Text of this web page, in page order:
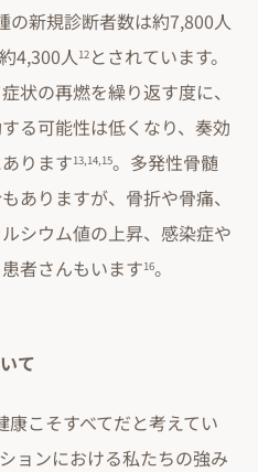
の新規診断者数は約7,800人
4,300人12 とされています。
状の再燃を繰り返す度に、
る可能性は低くなり、奏効
ります13,14,15。多発性骨髄
ありますが、骨折や骨痛、
シウム値の上昇、感染症や
者さんもいます16。
て
こそすべてだと考えてい
ョンにおける私たちの強み